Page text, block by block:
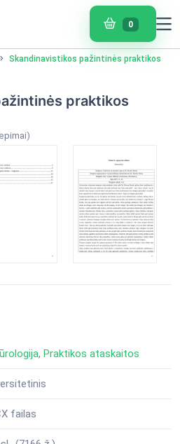
0
Skandinavistikos pažintinės praktikos
praktikos
, Praktikos ataskaitos
failas